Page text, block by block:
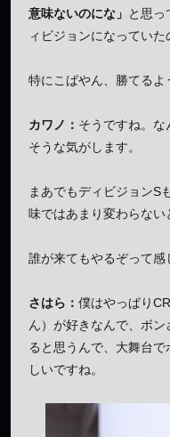
意味ないのにな」 と思っ
ィビジョンになっていた
特にこばやん、勝てるよ
カワノ： そうですね。
そうな気がします。
まあでもディビジョンS
味ではあまり変わらない
誰が来てもやるぞって感
さはら： 僕はやっぱり
ん）が好きなんで、ボ
ると思うんで、大舞台
しいですね。